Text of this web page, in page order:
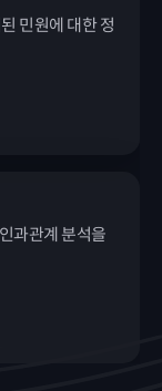
민원에 대한 정
과관계 분석을